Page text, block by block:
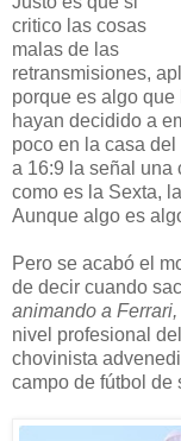
critico las cosas
malas de las
retransmisiones,
porque es algo
hayan decidido a
poco en la casa
a 16:9 la señal una
como es la Sexta,
Aunque algo es
Pero se acabó el
de decir cuando
animando a
nivel profesional
chovinista
campo de fútbol de